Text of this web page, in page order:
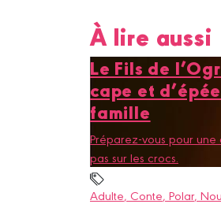
À lire aussi
Le Fils de
cape et
famille
Préparez-vous pour une
pas sur les crocs.
Adulte, Conte, Polar,